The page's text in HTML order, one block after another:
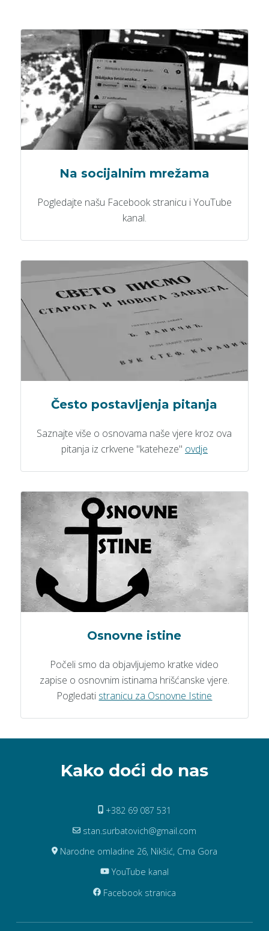
Na socijalnim mrežama
Pogledajte našu Facebook stranicu i YouTube
kanal.
Često postavljenja pitanja
Saznajte više o osnovama naše vjere kroz ova
pitanja iz crkvene "kateheze" ovdje
Osnovne istine
Počeli smo da objavljujemo kratke video
zapise o osnovnim istinama hrišćanske vjere.
Pogledati stranicu za Osnovne Istine
Kako doći do nas
+382 69 087 531
stan.surbatovich@gmail.com
Narodne omladine 26, Nikšić, Crna Gora
YouTube kanal
Facebook stranica